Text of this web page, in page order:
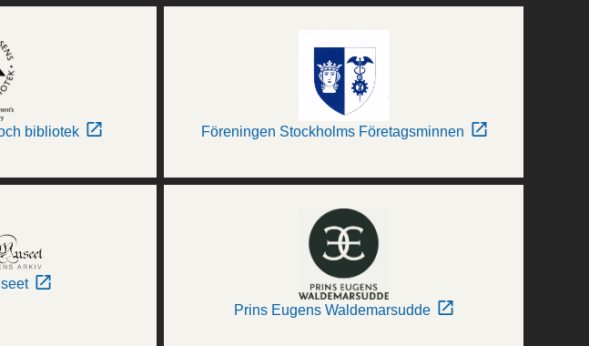
bibliotek Föreningen Stockholms Företagsminnen
Prins Eugens Waldemarsudde